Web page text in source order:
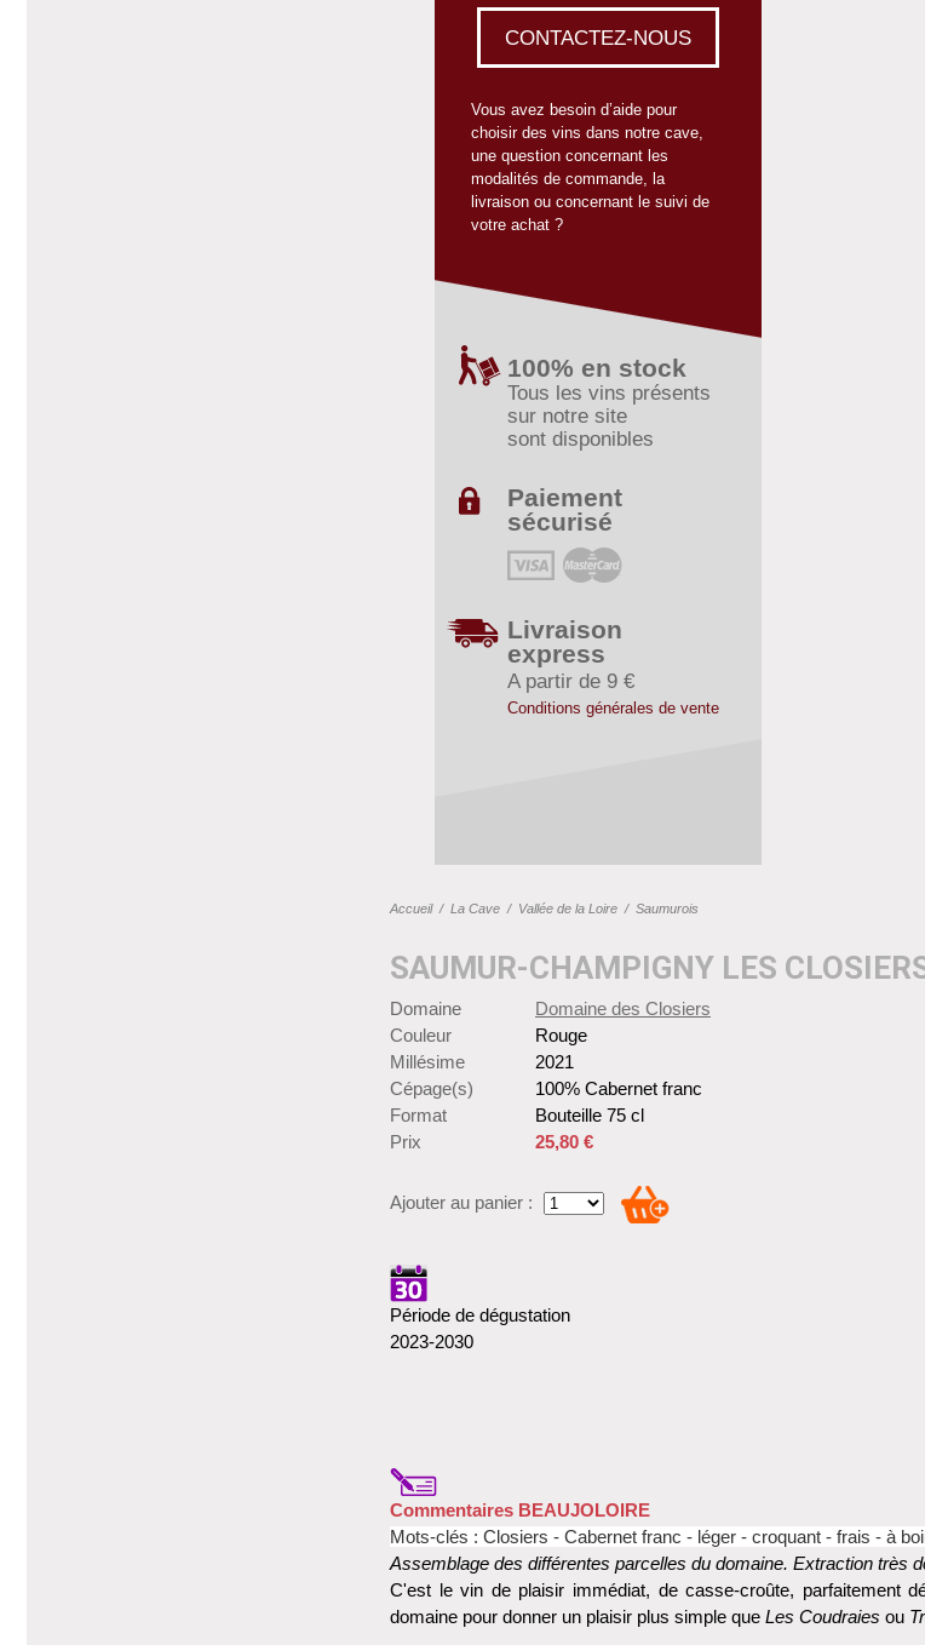
CONTACTEZ-NOUS
Vous avez besoin d’aide pour
choisir des vins dans notre cave,
une question concernant les
modalités de commande, la
livraison ou concernant le suivi de
votre achat ?
100% en stock
Tous les vins présents
sur notre site
sont disponibles
Paiement
sécurisé
Livraison
express
A partir de 9 €
Conditions générales de vente
Accueil/ La Cave / Vallée de la Loire / Saumurois
SAUMUR-CHAMPIGNY LES
Domaine
Domaine des Closiers
Couleur
Rouge
Millésime
2021
Cépage(s)
100% Cabernet franc
Format
Bouteille 75 cl
Prix
25,80 €
Ajouter au panier :
Période de dégustation
2023-2030
Commentaires BEAUJOLOIRE
Mots-clés : Closiers - Cabernet franc - léger - croquant - frais - à
Assemblage des différentes parcelles du domaine. Extraction très
C'est le vin de plaisir immédiat, de casse-croûte, parfaitement
domaine pour donner un plaisir plus simple que Les Coudraies ou